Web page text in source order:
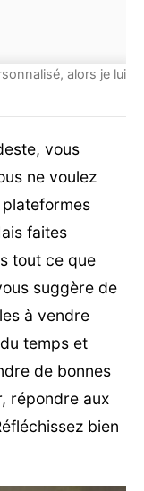
alors je lui
vous
ne voulez
faites
tout ce que
suggère de
à vendre
temps et
de bonnes
répondre aux
bien